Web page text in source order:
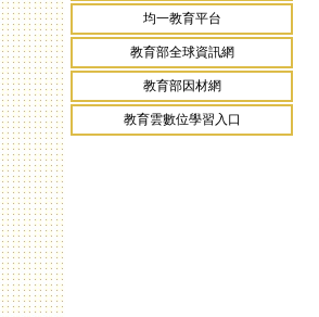
均一教育平台
教育部全球資訊網
教育部因材網
教育雲數位學習入口